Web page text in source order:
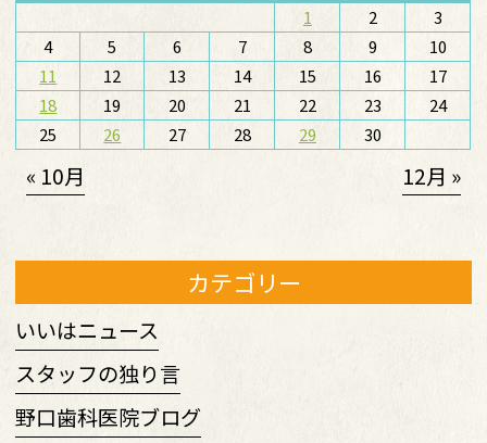
1 2
3
4
5 6 7 8 9
10
11
12 13 14 15 16
17
18
19 20 21 22 23
24
25
26 27 28 29 30
« 10月 12月 »
カテゴリー
いいはニュース
スタッフの独り言
野口歯科医院ブログ